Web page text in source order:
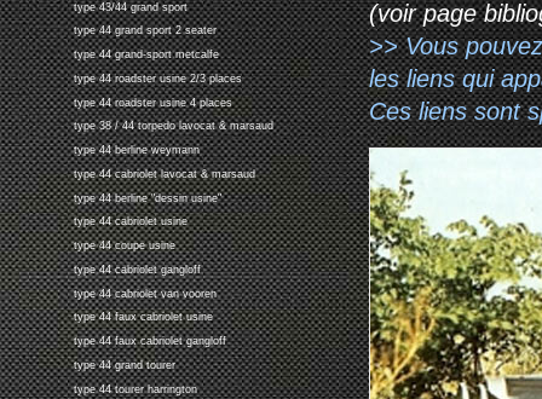
type 43/44 grand sport
type 44 grand sport 2 seater
type 44 grand-sport metcalfe
type 44 roadster usine 2/3 places
type 44 roadster usine 4 places
type 38 / 44 torpedo lavocat & marsaud
type 44 berline weymann
type 44 cabriolet lavocat & marsaud
type 44 berline "dessin usine"
type 44 cabriolet usine
type 44 coupe usine
type 44 cabriolet gangloff
type 44 cabriolet van vooren
type 44 faux cabriolet usine
type 44 faux cabriolet gangloff
type 44 grand tourer
type 44 tourer harrington
(voir page
>> Vous
les liens qui
Ces liens sont